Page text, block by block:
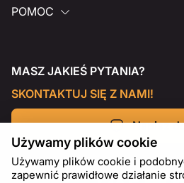
POMOC
MASZ JAKIEŚ PYTANIA?
SKONTAKTUJ SIĘ Z NAMI!
Napisz
Używamy plików cookie
Używamy plików cookie i
zapewnić prawidłowe działanie